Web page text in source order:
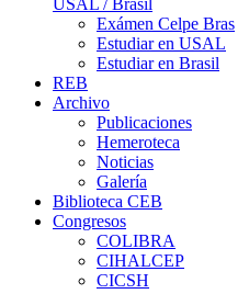
USAL / Brasil
Exámen Celpe Bras
Estudiar en USAL
Estudiar en Brasil
REB
Archivo
Publicaciones
Hemeroteca
Noticias
Galería
Biblioteca CEB
Congresos
COLIBRA
CIHALCEP
CICSH